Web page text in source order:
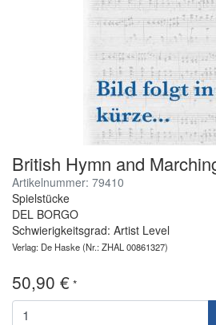
British Hymn and
Artikelnummer: 79410
Spielstücke
DEL BORGO
Schwierigkeitsgrad: Artist Level
Verlag: De Haske(Nr.: ZHAL 00861327)
50,90 € *